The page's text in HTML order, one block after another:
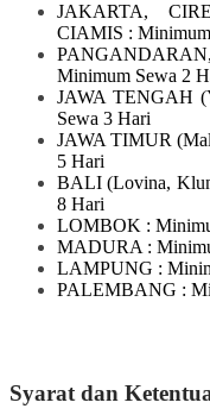
JAKARTA,
CIAMIS :
Minimum Sewa 2
JAWA TENGAH
Sewa 3 Hari
JAWA TIMUR
5 Hari
BALI (Lovina,
8 Hari
LOMBOK :
MADURA :
LAMPUNG :
PALEMBANG :
Syarat dan